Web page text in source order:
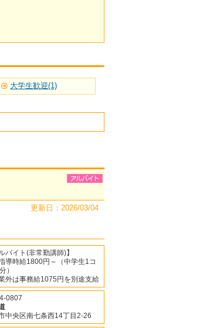
大学生歓迎(1)
更新日：2026/03/04
バイト(非常勤講師)】
導時給1800円～（中学生1コ
）
外は事務給1075円を別途支給
0807
中央区南七条西14丁目2-26